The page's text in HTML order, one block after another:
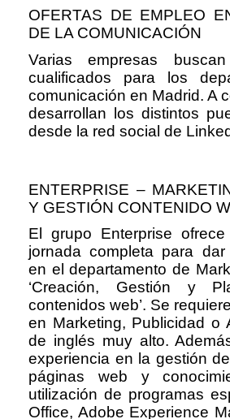
OFERTAS DE EMPLEO
DE LA COMUNICACIÓN
Varias empresas buscan
cualificados para los
comunicación en Madrid. A
desarrollan los distintos
desde la red social de
ENTERPRISE –
Y GESTIÓN CONTENIDO
El grupo Enterprise
jornada completa para
en el departamento de
‘Creación, Gestión y
contenidos web’. Se
en Marketing, Publicidad o
de inglés muy alto.
experiencia en la gestión
páginas web y
utilización de programas
Office, Adobe Experience